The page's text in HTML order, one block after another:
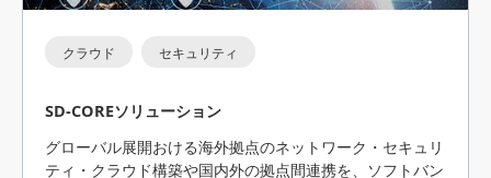
クラウド セキュリティ
SD-COREソリューション
グローバル展開おける海外拠点のネットワーク・セキュリ
ティ・クラウド構築や国内外の拠点間連携を、ソフトバン